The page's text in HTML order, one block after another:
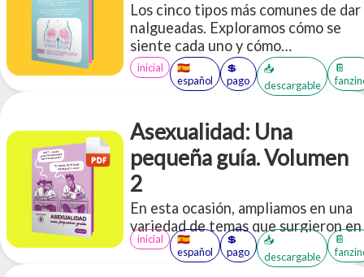
Los cinco tipos más comunes de dar
nalgueadas. Exploramos cómo se
siente cada uno y cómo
adminsitrarlas.
inicial
🇪🇸
español
💲
pago
📥
descargable
📔
Asexualidad: Una
pequeña guía. Volumen
2
En esta ocasión, ampliamos en una
variedad de temas que surgieron en
base al primer volumen, pero
optamos por un formato de
inicial
🇪🇸
español
💲
pago
📥
descargable
📔